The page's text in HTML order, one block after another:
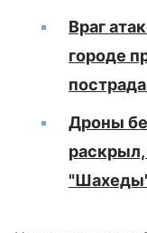
Враг
городе
Дроны